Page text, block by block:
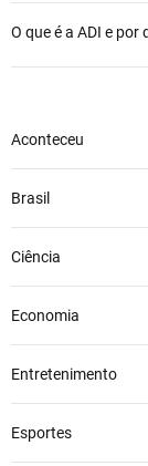
O que é a ADI e
Aconteceu
Brasil
Ciência
Economia
Entretenimento
Esportes